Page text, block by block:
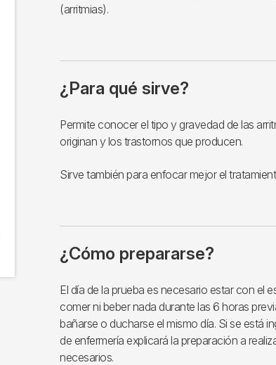
(arritmias).
¿Para qué sirve?
Permite conocer el tipo y gravedad de las
originan y los trastornos que producen.
Sirve también para enfocar mejor el
¿Cómo prepararse?
El día de la prueba es necesario estar con el
comer ni beber nada durante las 6 horas
bañarse o ducharse el mismo día. Si se está
de enfermería explicará la preparación a
necesarios.